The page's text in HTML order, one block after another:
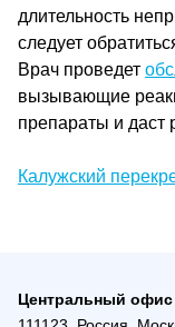
длительность
следует
Врач проведет
вызывающие
препараты и даст
Калужский
Центральный офис